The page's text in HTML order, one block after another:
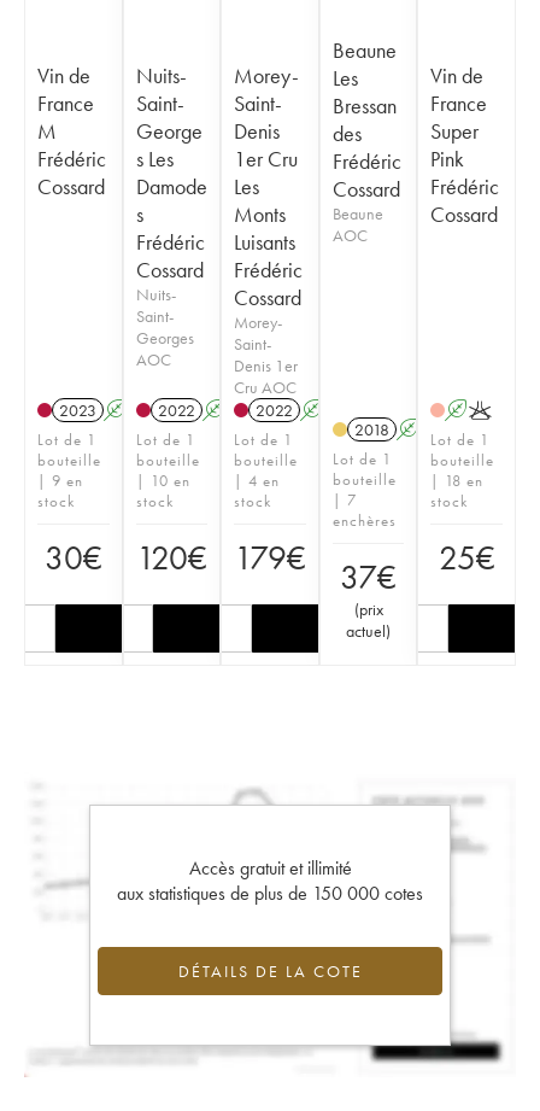
Vin de
France
M
Frédéric
Cossard
2023 A
Lot de 1
bouteille
| 9 en
stock
30€
Nuits-
Saint-
George
s Les
Damode
s
Frédéric
Cossard
Nuits-
Saint-
Georges
AOC
2022 A K
Lot de 1
bouteille
| 10 en
stock
120€
Morey-
Saint-
Denis
1er Cru
Les
Monts
Luisants
Frédéric
Cossard
Morey-
Saint-
Denis 1er
Cru AOC
2022 A
Lot de 1
bouteille
| 4 en
stock
179€
Beaune
Les
Bressan
des
Frédéric
Cossard
Beaune
AOC
2018 A K
Lot de 1
bouteille
| 7
enchères
37€
(prix
actuel)
Vin de
France
Super
Pink
Frédéric
Cossard
AK
Lot de 1
bouteille
| 18 en
stock
25€
Accès gratuit et illimité
aux statistiques de plus de 150 000 cotes
DÉTAILS DE LA COTE